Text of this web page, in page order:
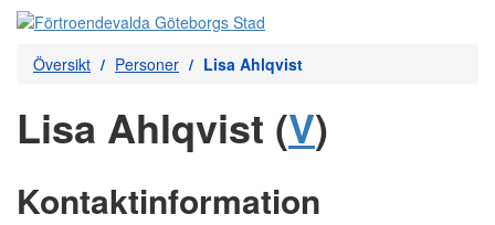
Översikt Personer Lisa Ahlqvist
Lisa Ahlqvist (V)
Kontaktinformation